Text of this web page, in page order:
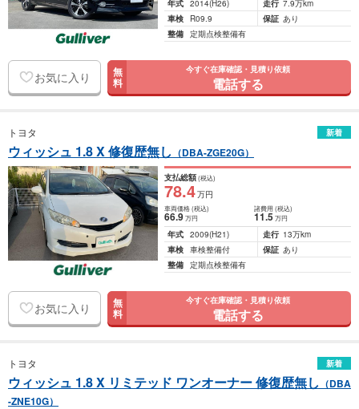
年式 2014(H26) 走行 7.9万km
車検
R09.9 保証 あり
整備 定期点検整備有
お気に入り 無
料
今すぐ在庫確認・見積り依頼
電話する
トヨタ 新着
ウィッシュ 1.8 X 修復歴無し （DBA-ZGE20G）
支払総額(税込)
78.4万円
車両価格(税込)
66.9万円
諸費用 (税込)
11.5 万円
年式 2009(H21) 走行 13万km
車検 車検整備付 保証 あり
整備 定期点検整備有
お気に入り 無
料
今すぐ在庫確認・見積り依頼
電話する
トヨタ 新着
ウィッシュ 1.8 X リミテッド ワンオーナー 修復歴無し （DBA
-ZNE10G）